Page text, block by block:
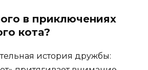
в приключениях
кота?
история дружбы: